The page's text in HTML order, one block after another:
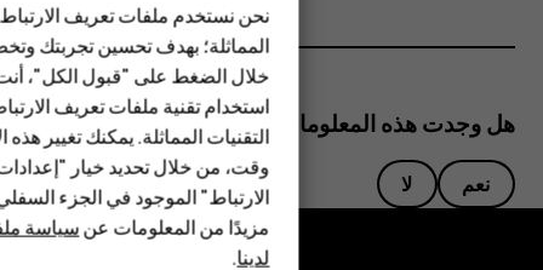
الهواتف المميزة
الأكسسوارات
HMD Terra M
HMD DUB
هل وجدت هذه المعلومات مفيدة؟
نعم لا
نحن نستخدم ملفات تعريف
المماثلة؛ بهدف تحسين تجربتك
خلال الضغط على "قبول الكل"،
استخدام تقنية ملفات تعريف
التقنيات المماثلة. يمكنك تغيير
وقت، من خلال تحديد خيار
الارتباط" الموجود في الجزء
مزيدًا من المعلومات عنسياسة
لدينا.